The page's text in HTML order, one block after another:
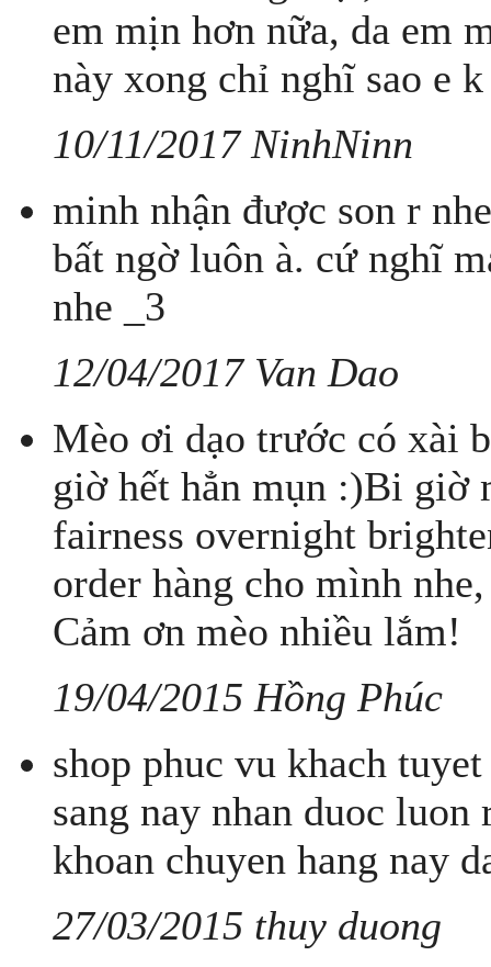
em mịn hơn nữa, da em
này xong chỉ nghĩ sao e
10/11/2017 NinhNinn
minh nhận được son r
bất ngờ luôn à. cứ nghĩ
nhe _3
12/04/2017 Van Dao
Mèo ơi dạo trước có xài
giờ hết hẳn mụn :)Bi giờ
fairness overnight
order hàng cho mình
Cảm ơn mèo nhiều lắm!
19/04/2015 Hồng Phúc
shop phuc vu khach
sang nay nhan duoc
khoan chuyen hang nay
27/03/2015 thuy duong